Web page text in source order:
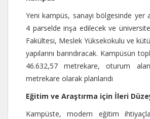
Yeni kampüs, sanayi bölgesinde yer
4 parselde inşa edilecek ve
Fakültesi, Meslek Yüksekokulu ve
yapılarını barındıracak. Kampüsün
46.632,57 metrekare, oturum
metrekare olarak planlandı
Eğitim ve Araştırma için İleri
Kampüste, modern eğitim